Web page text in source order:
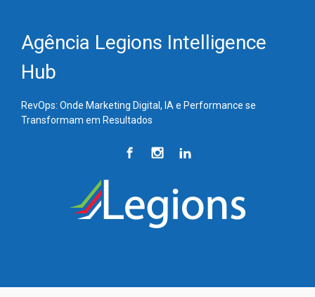
Agência Legions Intelligence
Hub
RevOps: Onde Marketing Digital, IA e Performance se
Transformam em Resultados